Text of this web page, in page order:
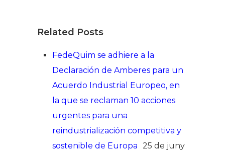
Related Posts
FedeQuim se adhiere a la
Declaración de Amberes para un
Acuerdo Industrial Europeo, en
la que se reclaman 10 acciones
urgentes para una
reindustrialización competitiva y
sostenible de Europa 25 de juny